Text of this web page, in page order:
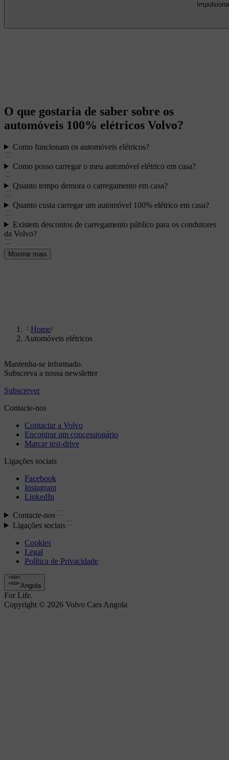
O que gostaria de saber sobre os
automóveis 100% elétricos Volvo?
Como funcionam os automóveis elétricos?
Como posso carregar o meu automóvel elétrico em casa?
Quanto tempo demora o carregamento em casa?
Quanto custa carregar um automóvel 100% elétrico em casa?
Existem descontos de carregamento público para os condutores
da Volvo?
Mostrar mais
Home/
Automóveis elétricos